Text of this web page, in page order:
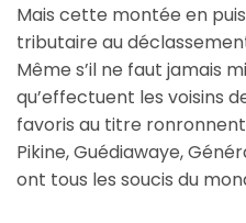
Mais cette montée en
tributaire au
Même s’il ne faut jamais
qu’effectuent les voisins
favoris au titre
Pikine, Guédiawaye,
ont tous les soucis du